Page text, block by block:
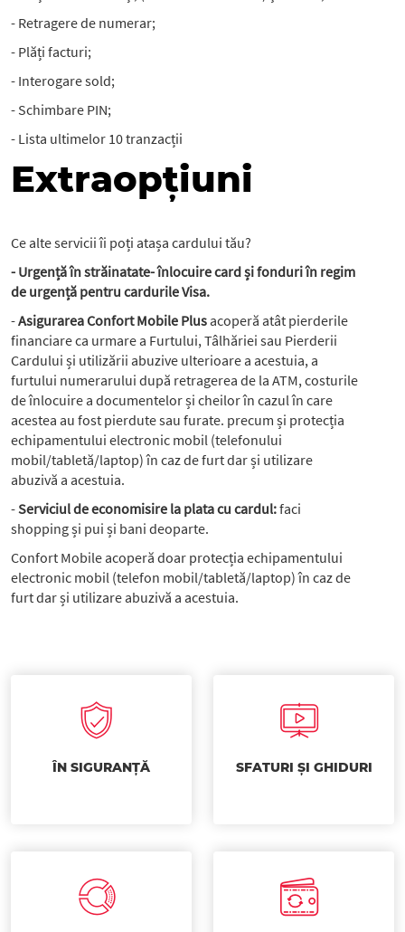
- Retragere de numerar;
- Plăți facturi;
- Interogare sold;
- Schimbare PIN;
- Lista ultimelor 10 tranzacții
Extraopțiuni
Ce alte servicii îi poți atașa cardului tău?
- Urgență în străinatate- înlocuire card și fonduri în regim
de urgență pentru cardurile Visa.
-Asigurarea Confort Mobile Plusacoperă atât pierderile
financiare ca urmare a Furtului, Tâlhăriei sau Pierderii
Cardului și utilizării abuzive ulterioare a acestuia, a
furtului numerarului după retragerea de la ATM, costurile
de înlocuire a documentelor și cheilor în cazul în care
acestea au fost pierdute sau furate. precum și protecția
echipamentului electronic mobil (telefonului
mobil/tabletă/laptop) în caz de furt dar și utilizare
abuzivă a acestuia.
-Serviciul de economisire la plata cu cardul:faci
shopping și pui și bani deoparte.
Confort Mobile acoperă doar protecția echipamentului
electronic mobil (telefon mobil/tabletă/laptop) în caz de
furt dar și utilizare abuzivă a acestuia.
ÎN SIGURANȚĂ SFATURI ȘI GHIDURI